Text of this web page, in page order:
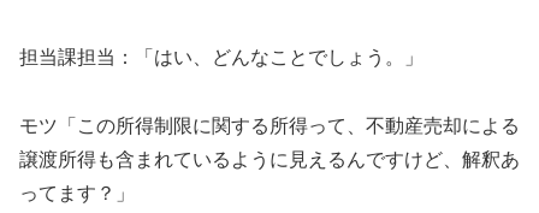
担当課担当：「はい、どんなことでしょう。」
モツ「この所得制限に関する所得って、不動産売却による
譲渡所得も含まれているように見えるんですけど、解釈あ
ってます？」